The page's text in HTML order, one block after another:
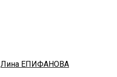
Лина ЕПИФАНОВА